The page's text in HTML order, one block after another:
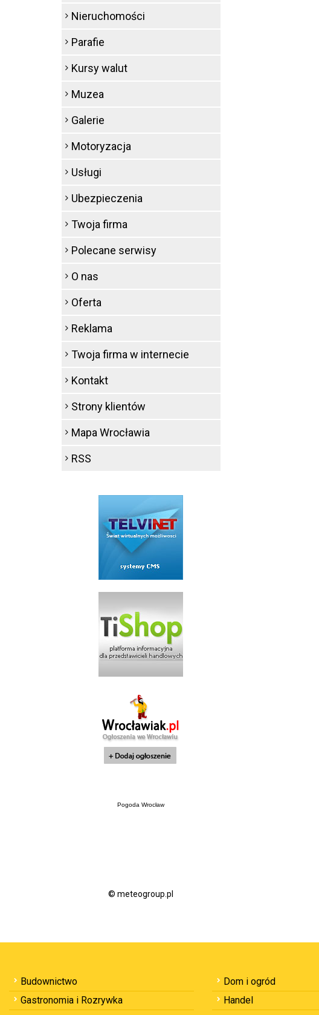
Nieruchomości
Parafie
Kursy walut
Muzea
Galerie
Motoryzacja
Usługi
Ubezpieczenia
Twoja firma
Polecane serwisy
O nas
Oferta
Reklama
Twoja firma w internecie
Kontakt
Strony klientów
Mapa Wrocławia
RSS
Pogoda Wrocław
© meteogroup.pl
Budownictwo Dom i ogród
Gastronomia i Rozrywka
Handel